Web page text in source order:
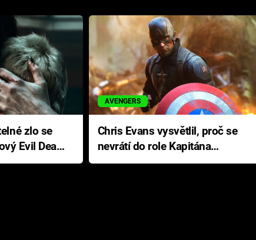
Evil Dead
AVENGERS
Chris Evans vysvětlil, proč se
nevrátí do role Kapitána
Ameriky